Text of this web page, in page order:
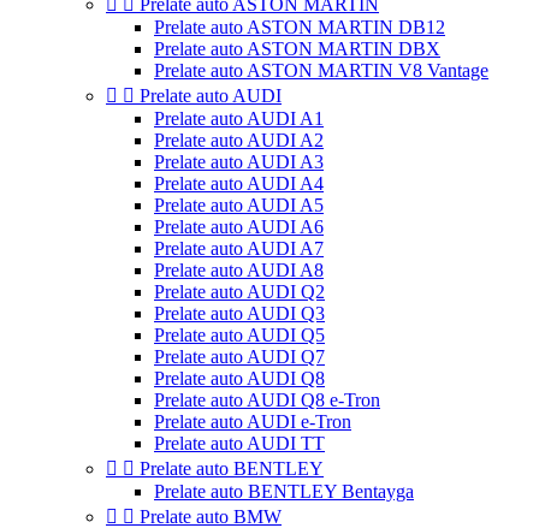
  Prelate auto ASTON MARTIN
Prelate auto ASTON MARTIN DB12
Prelate auto ASTON MARTIN DBX
Prelate auto ASTON MARTIN V8 Vantage
  Prelate auto AUDI
Prelate auto AUDI A1
Prelate auto AUDI A2
Prelate auto AUDI A3
Prelate auto AUDI A4
Prelate auto AUDI A5
Prelate auto AUDI A6
Prelate auto AUDI A7
Prelate auto AUDI A8
Prelate auto AUDI Q2
Prelate auto AUDI Q3
Prelate auto AUDI Q5
Prelate auto AUDI Q7
Prelate auto AUDI Q8
Prelate auto AUDI Q8 e-Tron
Prelate auto AUDI e-Tron
Prelate auto AUDI TT
  Prelate auto BENTLEY
Prelate auto BENTLEY Bentayga
  Prelate auto BMW